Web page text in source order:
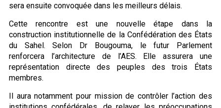
sera ensuite convoquée dans les meilleurs délais.
Cette rencontre est une nouvelle étape dans la
construction institutionnelle de la Confédération des États
du Sahel. Selon Dr Bougouma, le futur Parlement
renforcera l’architecture de l’AES. Elle assurera une
représentation directe des peuples des trois États
membres.
Il aura notamment pour mission de contrôler l’action des